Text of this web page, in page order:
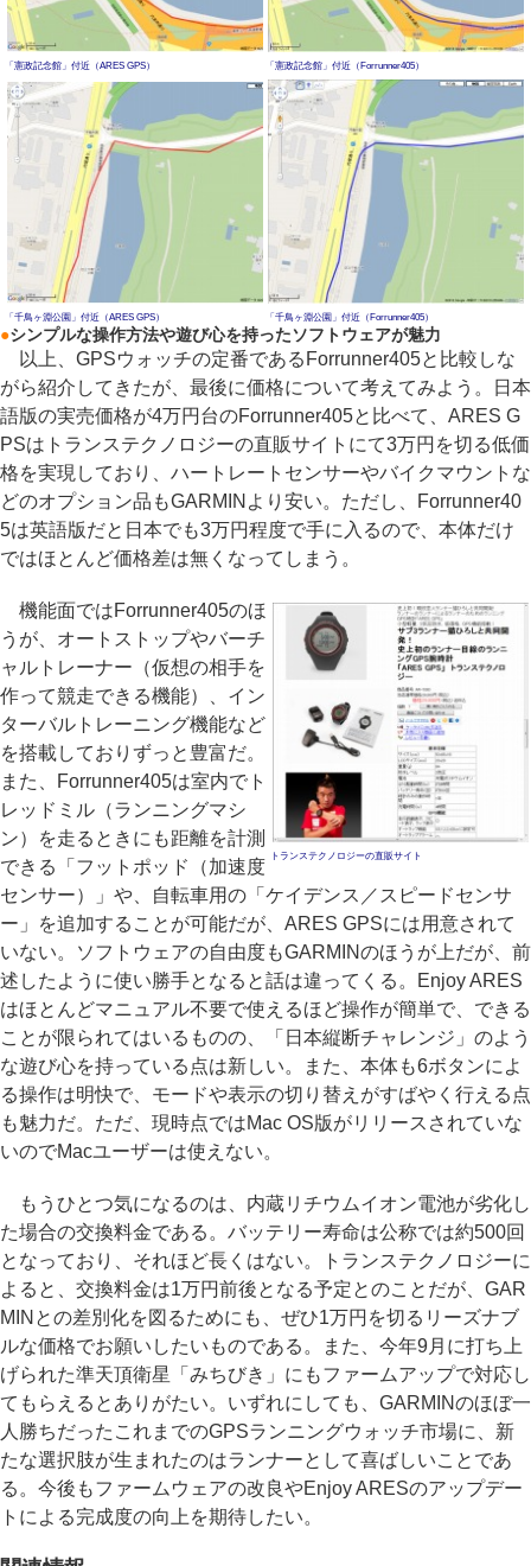
「憲政記念館」付近（ARES GPS） 「憲政記念館」付近（Forrunner405）
「千鳥ヶ淵公園」付近（ARES GPS） 「千鳥ヶ淵公園」付近（Forrunner405）
●シンプルな操作方法や遊び心を持ったソフトウェアが魅力
以上、GPSウォッチの定番であるForrunner405と比較しな
がら紹介してきたが、最後に価格について考えてみよう。日本
語版の実売価格が4万円台のForrunner405と比べて、ARES G
PSはトランステクノロジーの直販サイトにて3万円を切る低価
格を実現しており、ハートレートセンサーやバイクマウントな
どのオプション品もGARMINより安い。ただし、Forrunner40
5は英語版だと日本でも3万円程度で手に入るので、本体だけ
ではほとんど価格差は無くなってしまう。
トランステクノロジーの直販サイト
機能面ではForrunner405のほ
うが、オートストップやバーチ
ャルトレーナー（仮想の相手を
作って競走できる機能）、イン
ターバルトレーニング機能など
を搭載しておりずっと豊富だ。
また、Forrunner405は室内でト
レッドミル（ランニングマシ
ン）を走るときにも距離を計測
できる「フットポッド（加速度
センサー）」や、自転車用の「ケイデンス／スピードセンサ
ー」を追加することが可能だが、ARES GPSには用意されて
いない。ソフトウェアの自由度もGARMINのほうが上だが、前
述したように使い勝手となると話は違ってくる。Enjoy ARES
はほとんどマニュアル不要で使えるほど操作が簡単で、できる
ことが限られてはいるものの、「日本縦断チャレンジ」のよう
な遊び心を持っている点は新しい。また、本体も6ボタンによ
る操作は明快で、モードや表示の切り替えがすばやく行える点
も魅力だ。ただ、現時点ではMac OS版がリリースされていな
いのでMacユーザーは使えない。
もうひとつ気になるのは、内蔵リチウムイオン電池が劣化し
た場合の交換料金である。バッテリー寿命は公称では約500回
となっており、それほど長くはない。トランステクノロジーに
よると、交換料金は1万円前後となる予定とのことだが、GAR
MINとの差別化を図るためにも、ぜひ1万円を切るリーズナブ
ルな価格でお願いしたいものである。また、今年9月に打ち上
げられた準天頂衛星「みちびき」にもファームアップで対応し
てもらえるとありがたい。いずれにしても、GARMINのほぼ一
人勝ちだったこれまでのGPSランニングウォッチ市場に、新
たな選択肢が生まれたのはランナーとして喜ばしいことであ
る。今後もファームウェアの改良やEnjoy ARESのアップデー
トによる完成度の向上を期待したい。